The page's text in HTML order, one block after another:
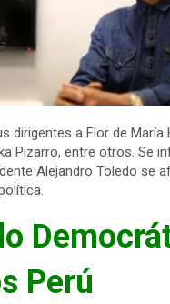
dirigentes a Flor de María
Pizarro, entre otros. Se
Alejandro Toledo se
Perú